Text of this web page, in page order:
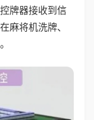
牌器接收到信
麻将机洗牌、